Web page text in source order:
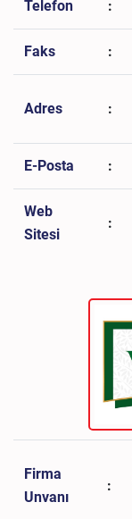
Telefon :
Faks :
Adres :
E-Posta :
Web
Sitesi
:
Firma
Unvanı
: